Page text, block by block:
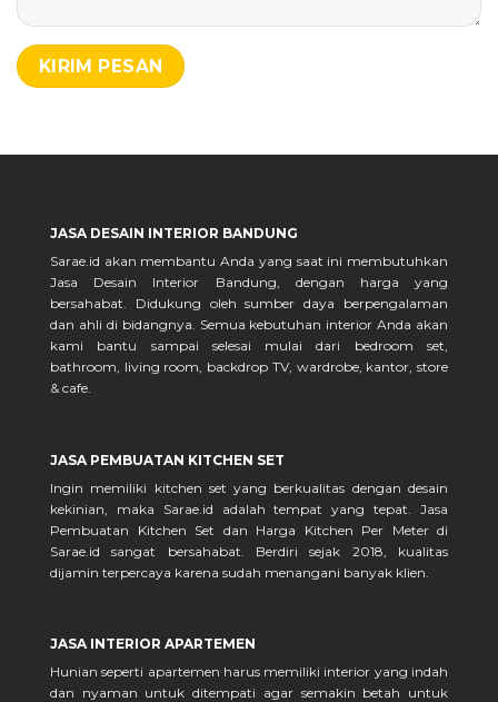
JASA DESAIN INTERIOR BANDUNG
Sarae.id akan membantu Anda yang saat ini membutuhkan
Jasa Desain Interior Bandung, dengan harga yang
bersahabat. Didukung oleh sumber daya berpengalaman
dan ahli di bidangnya. Semua kebutuhan interior Anda akan
kami bantu sampai selesai mulai dari bedroom set,
bathroom, living room, backdrop TV, wardrobe, kantor, store
& cafe.
JASA PEMBUATAN KITCHEN SET
Ingin memiliki kitchen set yang berkualitas dengan desain
kekinian, maka Sarae.id adalah tempat yang tepat. Jasa
Pembuatan Kitchen Set dan Harga Kitchen Per Meter di
Sarae.id sangat bersahabat. Berdiri sejak 2018, kualitas
dijamin terpercaya karena sudah menangani banyak klien.
JASA INTERIOR APARTEMEN
Hunian seperti apartemen harus memiliki interior yang indah
dan nyaman untuk ditempati agar semakin betah untuk